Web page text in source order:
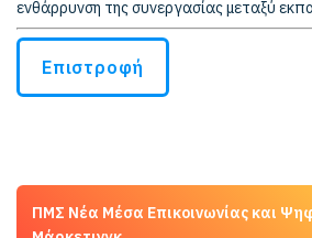
ενθάρρυνση της συνεργασίας μεταξύ
Επιστροφή
ΠΜΣ Νέα Μέσα Επικοινωνίας και